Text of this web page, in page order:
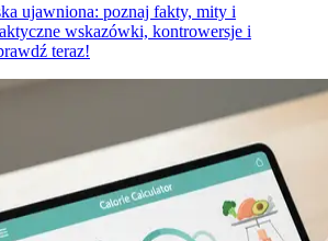
ujawniona: poznaj fakty, mity i
wskazówki, kontrowersje i
teraz!